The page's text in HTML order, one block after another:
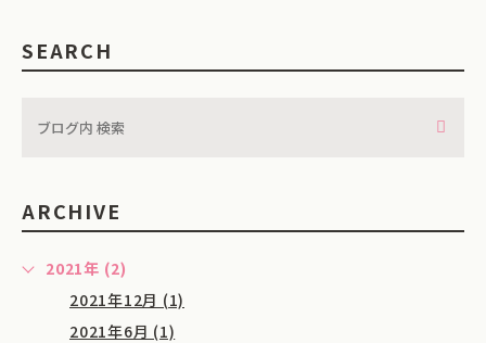
SEARCH
ARCHIVE
2021年 (2)
2021年12月 (1)
2021年6月 (1)